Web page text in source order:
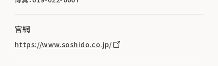
官網
https://www.soshido.co.jp/